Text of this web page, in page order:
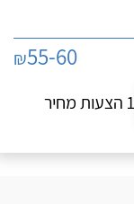
₪55-60
1 הצעות מחיר